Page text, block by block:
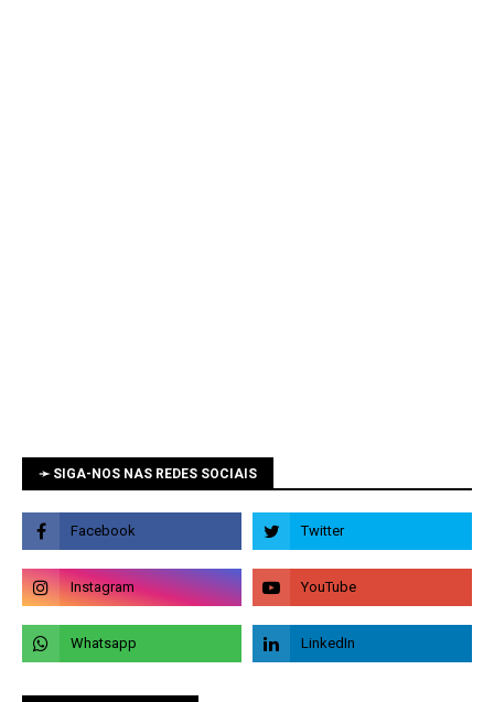
➛ SIGA-NOS NAS REDES SOCIAIS